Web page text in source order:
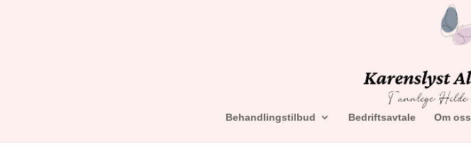
Behandlingstilbud Bedriftsavtale Om oss